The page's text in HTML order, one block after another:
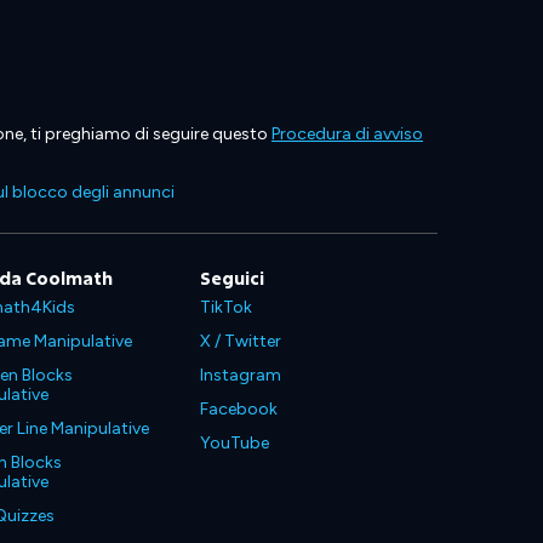
ti preghiamo di seguire questo Procedura di avviso
blocco degli annunci
Coolmath
Manipulative
Blocks
Line Manipulative
Blocks
Seguici
TikTok
X / Twitter
Instagram
Facebook
YouTube